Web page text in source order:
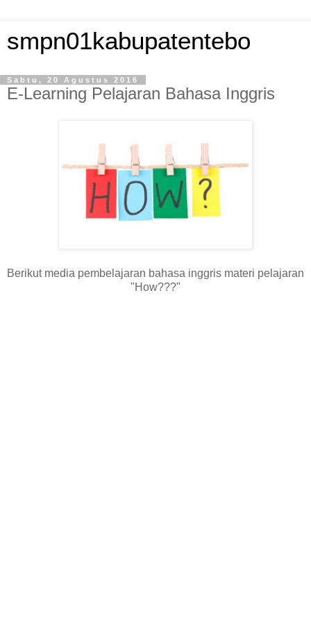
smpn01kabupatentebo
Sabtu, 20 Agustus 2016
E-Learning Pelajaran Bahasa Inggris
Berikut media pembelajaran bahasa inggris materi pelajaran
"How???"